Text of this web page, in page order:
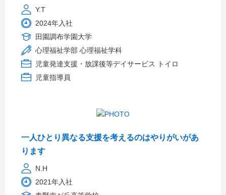
Y.T
2024年入社
田園調布学園大学
心理福祉学部 心理福祉学科
児童発達支援・放課後等デイサービス トイロ
児童指導員
一人ひとり異なる支援を考えるのはやりがいがあ
ります
N.H
2021年入社